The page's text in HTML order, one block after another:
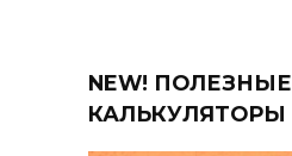
NEW! ПОЛЕЗНЫЕ
КАЛЬКУЛЯТОРЫ